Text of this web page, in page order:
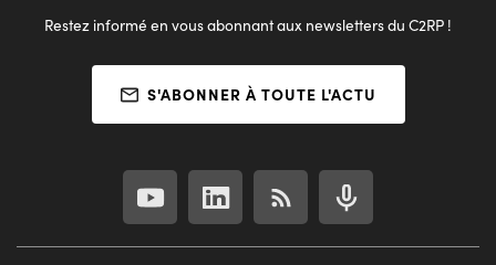
Restez informé en vous abonnant aux newsletters du C2RP !
S'ABONNER À TOUTE L'ACTU